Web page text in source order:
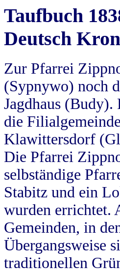
Taufbuch
Deutsch
Zur Pfarrei
(Sypnywo) noch
Jagdhaus (Budy).
die
Klawittersdorf
Die Pfarrei
selbständige
Stabitz und ein
wurden errichtet.
Gemeinden, in
Übergangsweise
traditionellen